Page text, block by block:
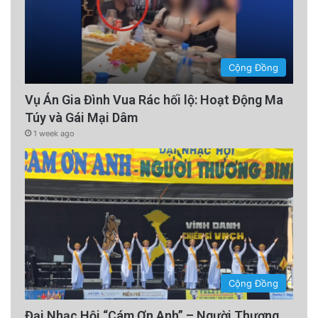
muốn. Thế nên dẫu từng nhận được 14 đề cử
trong sự nghiệp, thắng Oscar 2007 ở hạng
mục Đạo diễn xuất sắc qua phimThe
, Scorsese không ngần ngại tuyên bố
rằng ông không thuộc về “Thế giới Hàn lâm.”
Chỉ có những cá tính mạnh mẽ như thể hoang
dại mới có thể tự tin, dõng dạc và bản lĩnh đến
thế.
Poster phim ‘Mean Streets’ (1973) của Martin
Scorsese với Amy Robinson, Robert De Niro,
và Harvey Keitel (ảnh: Movie Poster Image
Art/Getty Images)
Cộng Đồng
Vụ Án Gia Đình Vua Rác hối lộ: Hoạt Động Ma
Túy và Gái Mại Dâm
1 week ago
Cộng Đồng